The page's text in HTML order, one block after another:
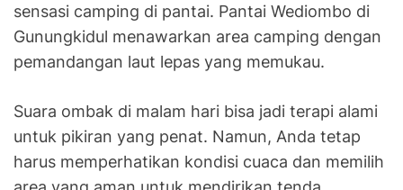
sensasi camping di pantai. Pantai Wediombo di
Gunungkidul menawarkan area camping dengan
pemandangan laut lepas yang memukau.
Suara ombak di malam hari bisa jadi terapi alami
untuk pikiran yang penat. Namun, Anda tetap
harus memperhatikan kondisi cuaca dan memilih